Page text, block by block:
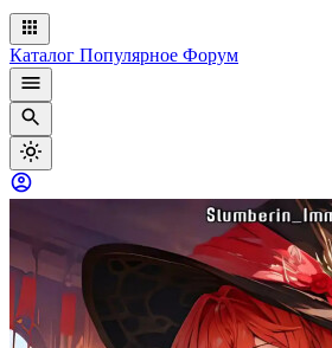
Каталог Популярное Форум